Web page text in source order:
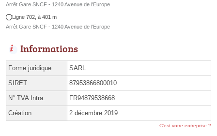
Arrêt Gare SNCF - 1240 Avenue de l'Europe
Ligne 702, à 401 m
Arrêt Gare SNCF - 1240 Avenue de l'Europe
Informations
Forme juridique SARL
SIRET 87953866800010
N° TVA Intra. FR94879538668
Création 2 décembre 2019
C'est votre entreprise ?